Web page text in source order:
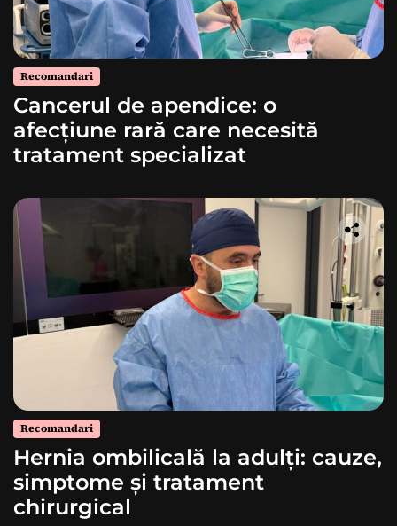
Recomandari
Cancerul de apendice: o
afecțiune rară care necesită
tratament specializat
Recomandari
Hernia ombilicală la adulți: cauze,
simptome și tratament
chirurgical